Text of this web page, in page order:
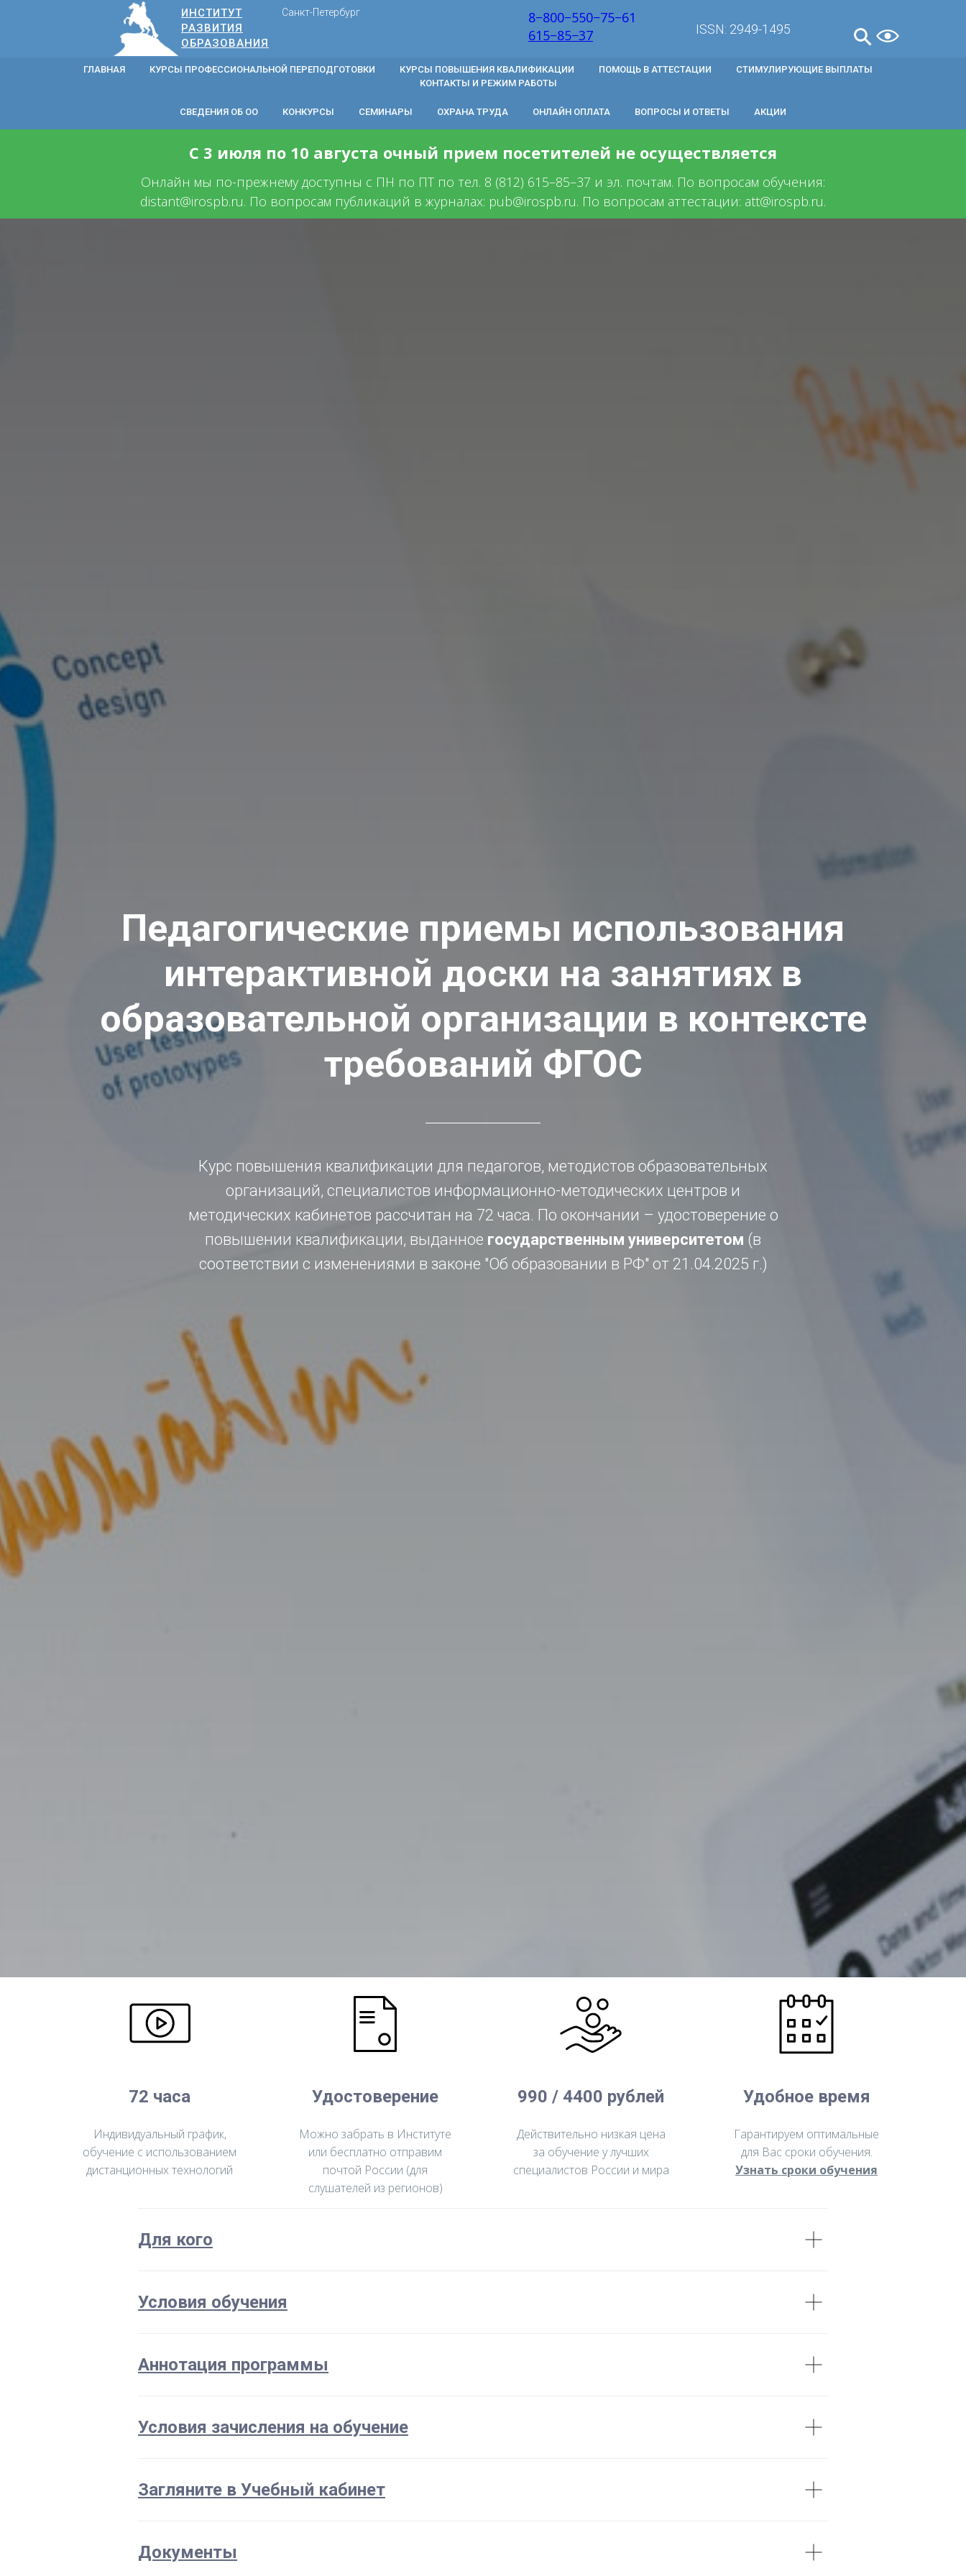
8−800−550−75−61
ИНСТИТУТ
РАЗВИТИЯ
ОБРАЗОВАНИЯ
Санкт-Петербург
615−85−37 ISSN: 2949-1495
ГЛАВНАЯ КУРСЫ ПРОФЕССИОНАЛЬНОЙ ПЕРЕПОДГОТОВКИ КУРСЫ ПОВЫШЕНИЯ КВАЛИФИКАЦИИ ПОМОЩЬ В АТТЕСТАЦИИ
СТИМУЛИРУЮЩИЕ ВЫПЛАТЫ
КОНТАКТЫ И РЕЖИМ РАБОТЫ
СВЕДЕНИЯ ОБ ОО КОНКУРСЫ СЕМИНАРЫ ОХРАНА ТРУДА ОНЛАЙН ОПЛАТА ВОПРОСЫ И ОТВЕТЫ АКЦИИ
С 3 июля по 10 августа очный прием посетителей не осуществляется
Онлайн мы по-прежнему доступны с ПН по ПТ по тел. 8 (812) 615–85–37 и эл. почтам. По вопросам обучения:
distant@irospb.ru. По вопросам публикаций в журналах: pub@irospb.ru. По вопросам аттестации: att@irospb.ru.
Педагогические приемы использования
интерактивной доски на занятиях в
образовательной организации в контексте
требований ФГОС
Курс повышения квалификации для педагогов, методистов образовательных
организаций, специалистов информационно-методических центров и
методических кабинетов рассчитан на 72 часа. По окончании – удостоверение о
повышении квалификации, выданное государственным университетом (в
соответствии с изменениями в законе "Об образовании в РФ" от 21.04.2025 г.)
72 часа
Индивидуальный график,
обучение с использованием
дистанционных технологий
Удостоверение
Можно забрать в Институте
или бесплатно отправим
почтой России (для
слушателей из регионов)
990 / 4400 рублей
Действительно низкая цена
за обучение у лучших
специалистов России и мира
Удобное время
Гарантируем оптимальные
для Вас сроки обучения.
Узнать сроки обучения
Для кого
Условия обучения
Аннотация программы
Условия зачисления на обучение
Загляните в Учебный кабинет
Документы